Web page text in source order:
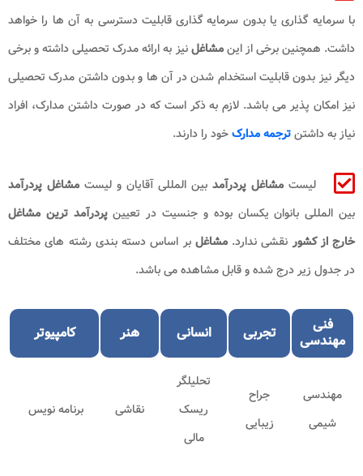
با سرمایه گذاری یا بدون سرمایه گذاری قابلیت دسترسی به آن ها را خواهد
داشت. همچنین برخی از اینمشاغلنیز به ارائه مدرک تحصیلی داشته و برخی
دیگر نیز بدون قابلیت استخدام شدن در آن ها و بدون داشتن مدرک تحصیلی
نیز امکان پذیر می باشد. لازم به ذکر است که در صورت داشتن مدارک، افراد
نیاز به داشتنترجمه مدارکخود را دارند.
لیست مشاغل پردرآمد بین المللی آقایان و لیستمشاغل پردرآمد
بین المللی بانوان یکسان بوده و جنسیت در تعیینپردرآمد ترین مشاغل
خارج از کشورنقشی ندارد.مشاغلبر اساس دسته بندی رشته های مختلف
در جدول زیر درج شده و قابل مشاهده می باشد.
فنی
مهندسی
تجربی انسانی هنر کامپیوتر
مهندسی
شیمی
جراح
زیبایی
تحلیلگر
ریسک
مالی
نقاشی برنامه نویس